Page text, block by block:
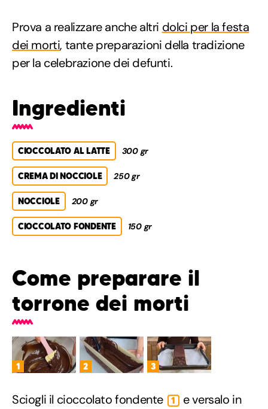
Prova a realizzare anche altri dolci per la festa
dei morti, tante preparazioni della tradizione
per la celebrazione dei defunti.
Ingredienti
CIOCCOLATO AL LATTE 300 gr
CREMA DI NOCCIOLE 250 gr
NOCCIOLE 200 gr
CIOCCOLATO FONDENTE 150 gr
Come preparare il
torrone dei morti
1 2 3
Sciogli il cioccolato fondente 1
e versalo in